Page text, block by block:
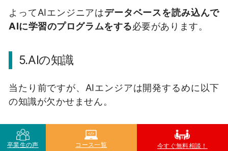
よってAIエンジニアはデータベースを読み込んで
AIに学習のプログラムをする必要があります。
5.AIの知識
当たり前ですが、AIエンジアは開発するめに以下
の知識が欠かせません。
AIの歴史
卒業生の声 コース一覧 今すぐ無料相談！